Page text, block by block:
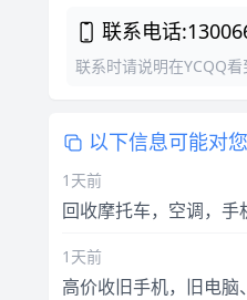
联系电话
联系时请说明在YCQQ
以下信息可能对
1天前
回收摩托车，空调，
1天前
高价收旧手机，旧电